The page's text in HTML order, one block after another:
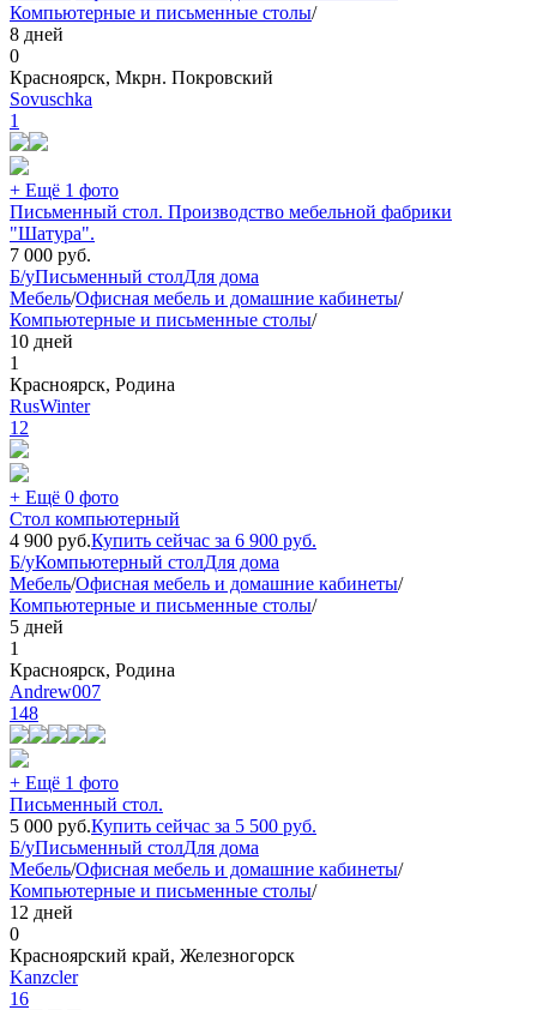
Компьютерные и письменные столы/
8 дней
0
Красноярск, Мкрн. Покровский
Sovuschka
1
+ Ещё 1 фото
Письменный стол. Производство мебельной фабрики
"Шатура".
7 000 руб.
Б/уПисьменный столДля дома
Мебель/Офисная мебель и домашние кабинеты/
Компьютерные и письменные столы/
10 дней
1
Красноярск, Родина
RusWinter
12
+ Ещё 0 фото
Стол компьютерный
4 900 руб.Купить сейчас за 6 900 руб.
Б/уКомпьютерный столДля дома
Мебель/Офисная мебель и домашние кабинеты/
Компьютерные и письменные столы/
5 дней
1
Красноярск, Родина
Andrew007
148
+ Ещё 1 фото
Письменный стол.
5 000 руб.Купить сейчас за 5 500 руб.
Б/уПисьменный столДля дома
Мебель/Офисная мебель и домашние кабинеты/
Компьютерные и письменные столы/
12 дней
0
Красноярский край, Железногорск
Kanzcler
16